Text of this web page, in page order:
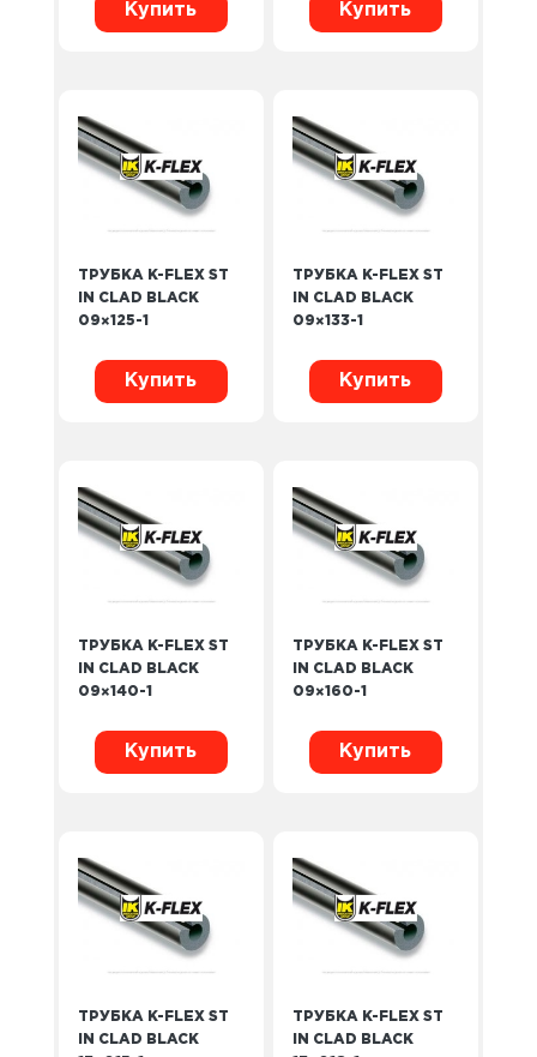
Купить Купить
ТРУБКА K-FLEX ST
IN CLAD BLACK
09×125-1
Купить
ТРУБКА K-FLEX ST
IN CLAD BLACK
09×133-1
Купить
ТРУБКА K-FLEX ST
IN CLAD BLACK
09×140-1
Купить
ТРУБКА K-FLEX ST
IN CLAD BLACK
09×160-1
Купить
ТРУБКА K-FLEX ST
IN CLAD BLACK
ТРУБКА K-FLEX ST
IN CLAD BLACK